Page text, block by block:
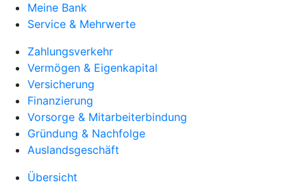
Meine Bank
Service & Mehrwerte
Zahlungsverkehr
Vermögen & Eigenkapital
Versicherung
Finanzierung
Vorsorge & Mitarbeiterbindung
Gründung & Nachfolge
Auslandsgeschäft
Übersicht